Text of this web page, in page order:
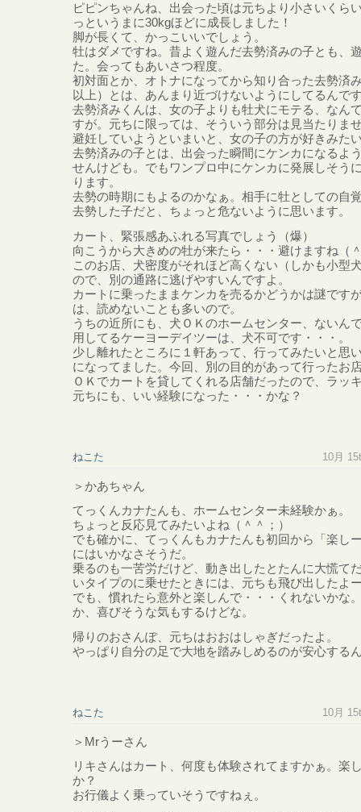
ピピンちゃんね、出会った頃は元ちより小さいくら
っというまに30kgほどに成長しました！
脚が長くて、かっこいいでしょう。
牡はダメですね。昔よく遊んだ去勢済みの子とも、
た。会ってもあいさつ程度。
初対面とか、オトナになってから知り合った去勢済
以上）とは、あんまり近づけないようにしてるんで
去勢済みくんは、女の子よりも牡犬にモテる、なん
すが。元ちに限っては、そういう部分は見当たりま
避妊していようといまいと、女の子の方が好きみた
去勢済みの子とは、出会った瞬間にケンカになるよ
せんけども。でもワンプロ中にケンカに発展しそう
ります。
去勢の時期にもよるのかなぁ。相手に牡としての自
去勢した子だと、ちょっと危ないように思います。
カート、緊張感あふれる写真でしょう（爆）
向こうから大きめの牡が来たら・・・避けますね（
このお店、犬密度がそれほど高くない（しかも小型
ので、別の通路に逃げやすいんですよ。
カートに乗ったままケンカを売るかどうかは謎です
は、読めないことも多いので。
うちの近所にも、犬ＯＫのホームセンター、ないん
用してるケーヨーデイツーは、犬不可です・・・。
少し離れたところに１軒あって、行ってみたいと思
になってました。今回、別の目的があって行ったお
ＯＫでカートを貸してくれる店舗だったので、ラッ
元ちにも、いい経験になった・・・かな？
ねこた 10月
＞かあちゃん
てっくんカナたんも、ホームセンター未経験かぁ。
ちょっと反応見てみたいよね（＾＾；）
でも確かに、てっくんもカナたんも初回から「楽し
にはいかなさそうだ。
乗るのも一苦労だけど、動き出したとたんに大慌て
いタイプのに乗せたときには、元ちも飛び出したよ
でも、慣れたら意外と楽しんで・・・くれないかな
か、喜びそうな気もするけどな。
帰りのおさんぽ、元ちはおおはしゃぎだったよ。
やっぱり自分の足で大地を踏みしめるのが安心する
ねこた 10月
＞Mrうーさん
リキさんはカート、何度も体験されてますかぁ。楽
か？
お行儀よく乗っていそうですねぇ。